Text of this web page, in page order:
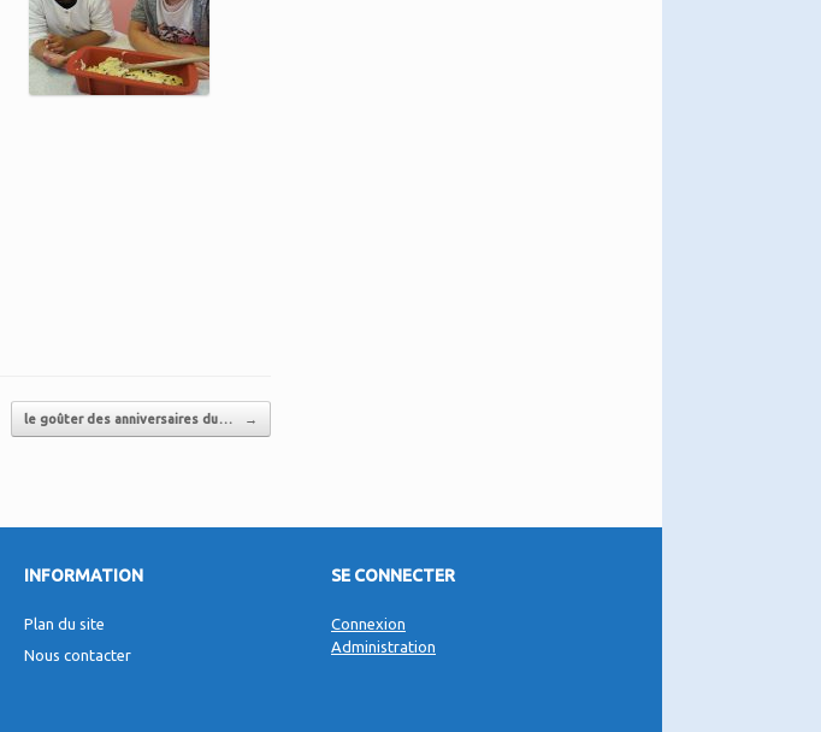
le goûter des anniversaires du… →
INFORMATION
Plan du site
Nous contacter
SE CONNECTER
Connexion
Administration